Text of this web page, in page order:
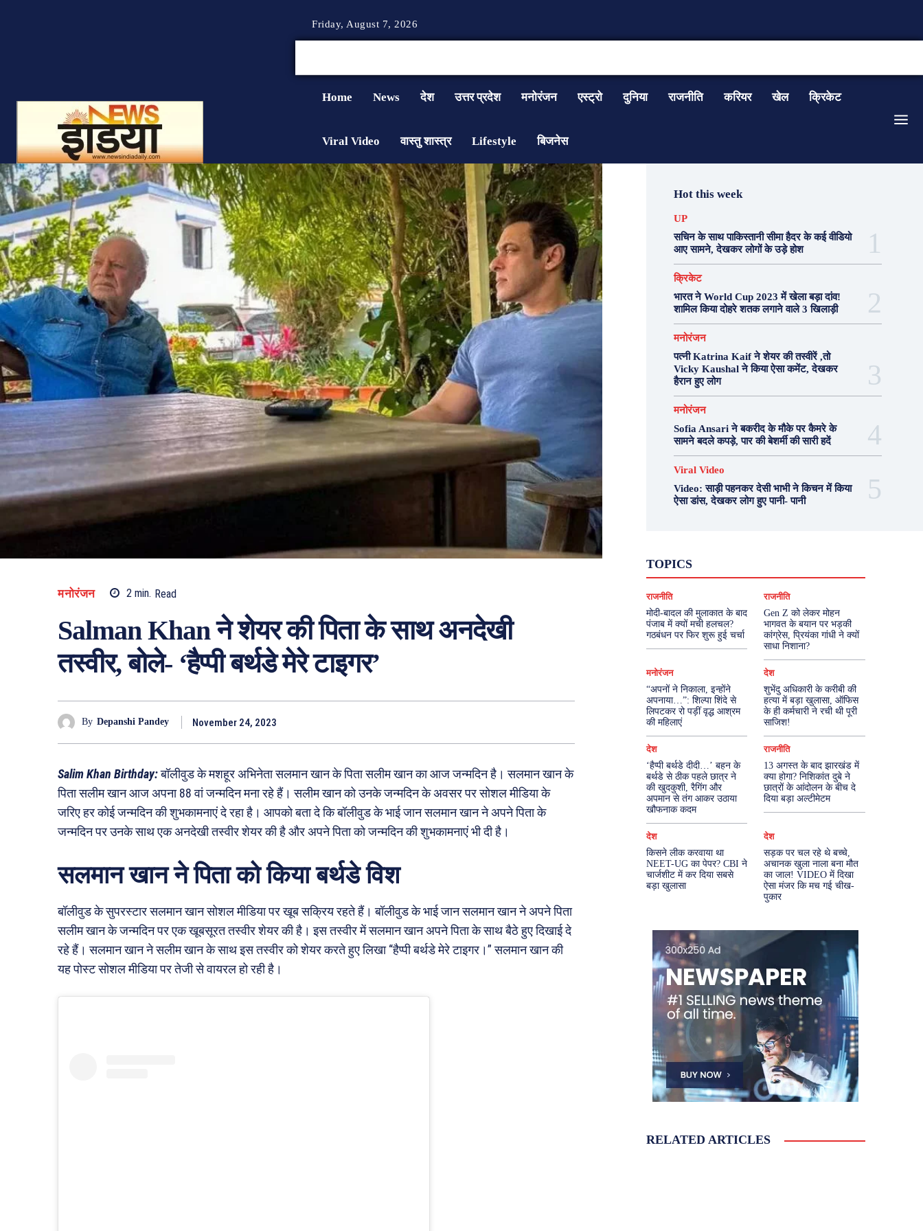
Friday, August 7, 2026
Home News देश उत्तर प्रदेश मनोरंजन एस्ट्रो दुनिया राजनीति करियर खेल क्रिकेट
Viral Video वास्तु शास्त्र Lifestyle बिजनेस
मनोरंजन 2min. Read
Salman Khan ने शेयर की पिता के साथ अनदेखी
तस्वीर, बोले- ‘हैप्पी बर्थडे मेरे टाइगर’
By Depanshi Pandey November 24, 2023
Salim Khan Birthday:बॉलीवुड के मशहूर अभिनेता सलमान खान के पिता सलीम खान का आज जन्मदिन है। सलमान खान के
पिता सलीम खान आज अपना 88 वां जन्मदिन मना रहे हैं। सलीम खान को उनके जन्मदिन के अवसर पर सोशल मीडिया के
जरिए हर कोई जन्मदिन की शुभकामनाएं दे रहा है। आपको बता दे कि बॉलीवुड के भाई जान सलमान खान ने अपने पिता के
जन्मदिन पर उनके साथ एक अनदेखी तस्वीर शेयर की है और अपने पिता को जन्मदिन की शुभकामनाएं भी दी है।
सलमान खान ने पिता को किया बर्थडे विश
बॉलीवुड के सुपरस्टार सलमान खान सोशल मीडिया पर खूब सक्रिय रहते हैं। बॉलीवुड के भाई जान सलमान खान ने अपने पिता
सलीम खान के जन्मदिन पर एक खूबसूरत तस्वीर शेयर की है। इस तस्वीर में सलमान खान अपने पिता के साथ बैठे हुए दिखाई दे
रहे हैं। सलमान खान ने सलीम खान के साथ इस तस्वीर को शेयर करते हुए लिखा “हैप्पी बर्थडे मेरे टाइगर।” सलमान खान की
यह पोस्ट सोशल मीडिया पर तेजी से वायरल हो रही है।
Hot this week
UP
सचिन के साथ पाकिस्तानी सीमा हैदर के कई वीडियो
आए सामने, देखकर लोगों के उड़े होश
क्रिकेट
भारत ने World Cup 2023 में खेला बड़ा दांव!
शामिल किया दोहरे शतक लगाने वाले 3 खिलाड़ी
मनोरंजन
पत्नी Katrina Kaif ने शेयर की तस्वीरें ,तो
Vicky Kaushal ने किया ऐसा कमेंट, देखकर
हैरान हुए लोग
मनोरंजन
Sofia Ansari ने बकरीद के मौके पर कैमरे के
सामने बदले कपड़े, पार की बेशर्मी की सारी हदें
Viral Video
Video: साड़ी पहनकर देसी भाभी ने किचन में किया
ऐसा डांस, देखकर लोग हुए पानी- पानी
TOPICS
दुनिया
मनोरंजन
राजनीति वास्तु शास्त्र
More
राजनीति
मोदी-बादल की मुलाकात के बाद
पंजाब में क्यों मची हलचल?
गठबंधन पर फिर शुरू हुई चर्चा
राजनीति
Gen Z को लेकर मोहन
भागवत के बयान पर भड़की
कांग्रेस, प्रियंका गांधी ने क्यों
साधा निशाना?
मनोरंजन
“अपनों ने निकाला, इन्होंने
अपनाया…”: शिल्पा शिंदे से
लिपटकर रो पड़ीं वृद्ध आश्रम
की महिलाएं
देश
शुभेंदु अधिकारी के करीबी की
हत्या में बड़ा खुलासा, ऑफिस
के ही कर्मचारी ने रची थी पूरी
साजिश!
देश
‘हैप्पी बर्थडे दीदी…’ बहन के
बर्थडे से ठीक पहले छात्र ने
की खुदकुशी, रैगिंग और
अपमान से तंग आकर उठाया
खौफनाक कदम
राजनीति
13 अगस्त के बाद झारखंड में
क्या होगा? निशिकांत दुबे ने
छात्रों के आंदोलन के बीच दे
दिया बड़ा अल्टीमेटम
देश
किसने लीक करवाया था
NEET-UG का पेपर? CBI ने
चार्जशीट में कर दिया सबसे
बड़ा खुलासा
देश
सड़क पर चल रहे थे बच्चे,
अचानक खुला नाला बना मौत
का जाल! VIDEO में दिखा
ऐसा मंजर कि मच गई चीख-
पुकार
RELATED ARTICLES